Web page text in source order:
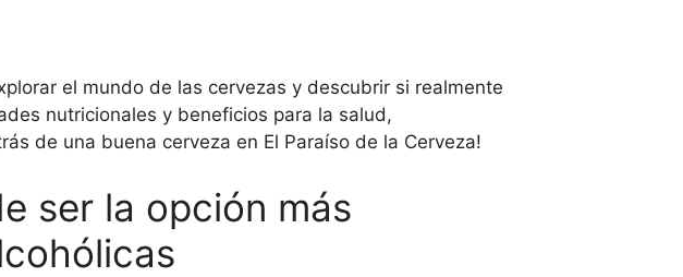
el mundo de las cervezas y descubrir si realmente
nutricionales y beneficios para la salud,
de una buena cerveza en El Paraíso de la Cerveza!
ser la opción más